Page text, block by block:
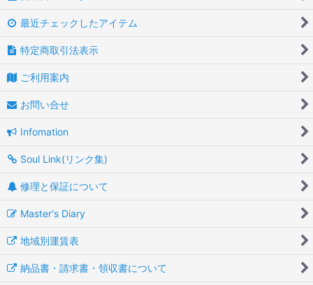
最近チェックしたアイテム
特定商取引法表示
ご利用案内
お問い合せ
Infomation
Soul Link(リンク集)
修理と保証について
Master's Diary
地域別運賃表
納品書・請求書・領収書について